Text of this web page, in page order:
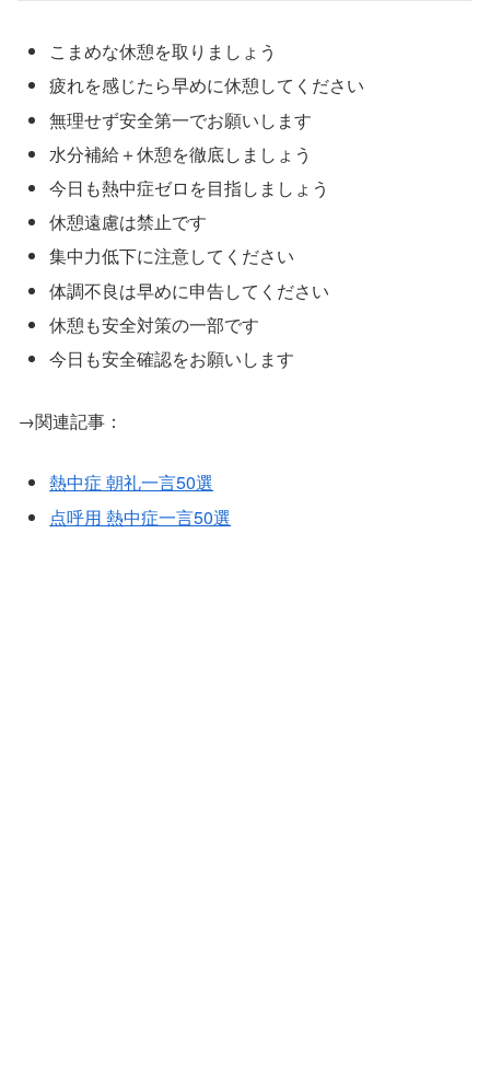
こまめな休憩を取りましょう
疲れを感じたら早めに休憩してください
無理せず安全第一でお願いします
水分補給＋休憩を徹底しましょう
今日も熱中症ゼロを目指しましょう
休憩遠慮は禁止です
集中力低下に注意してください
体調不良は早めに申告してください
休憩も安全対策の一部です
今日も安全確認をお願いします
→関連記事：
熱中症 朝礼一言50選
点呼用 熱中症一言50選